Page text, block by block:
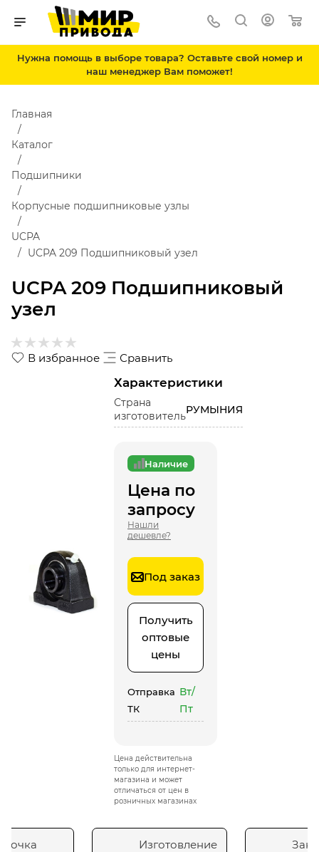
Нужна помощь в выборе товара? Оставьте свой номер и
наш менеджер Вам поможет!
UCPA 209 Подшипниковый
узел
Главная
Каталог
Подшипники
Корпусные подшипниковые узлы
UCPA
UCPA 209 Подшипниковый узел
В избранное Сравнить
Характеристики
Страна
изготовитель
РУМЫНИЯ
Наличие
Цена по
запросу
Нашли
дешевле?
Под заказ
Получить
оптовые
цены
Отправка
ТК
Вт/
Пт
Цена действительна
только для интернет-
магазина и может
отличаться от цен в
розничных магазинах
Изготовление